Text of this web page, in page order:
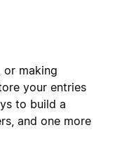
or making
your entries
to build a
and one more